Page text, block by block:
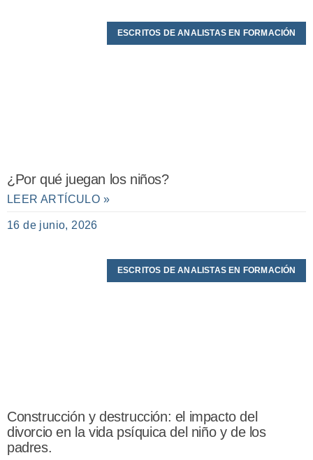
ESCRITOS DE ANALISTAS EN FORMACIÓN
¿Por qué juegan los niños?
LEER ARTÍCULO »
16 de junio, 2026
ESCRITOS DE ANALISTAS EN FORMACIÓN
Construcción y destrucción: el impacto del
divorcio en la vida psíquica del niño y de los
padres.